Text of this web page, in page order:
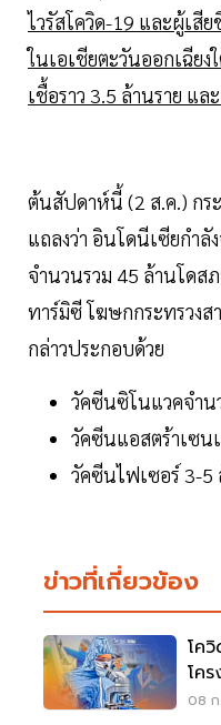
ไวรัสโควิด-19 และผู้เสี
ในเอเชียตะวันออกเฉีย
เชื้อราว 3.5 ล้านราย แล
ต้นสัปดาห์นี้ (2 ส.ค.) กร
แถลงว่า อินโดนีเซียกำลั
จำนวนรวม 45 ล้านโดส
ทาร์มิซี โฆษกกระทรวงส
กล่าวประกอบด้วย
วัคซีนซิโนแวคจำน
วัคซีนแอสตร้าเซน
วัคซีนไฟเซอร์ 3-5
ข่าวที่เกี่ยวข้อง
โค
โค
ใน
08 ก